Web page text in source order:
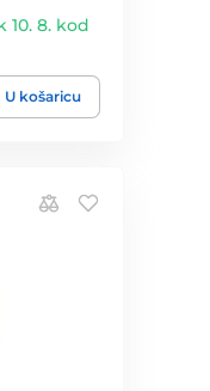
10. 8. kod
U košaricu